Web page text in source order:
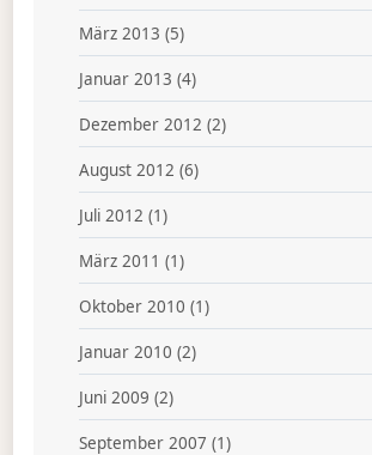
März 2013 (5)
Januar 2013 (4)
Dezember 2012 (2)
August 2012 (6)
Juli 2012 (1)
März 2011 (1)
Oktober 2010 (1)
Januar 2010 (2)
Juni 2009 (2)
September 2007 (1)